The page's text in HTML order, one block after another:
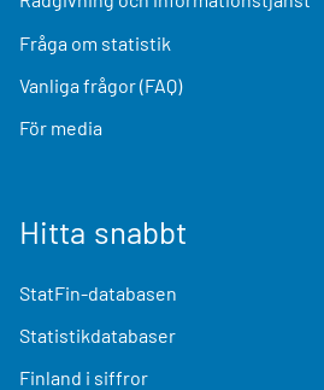
Fråga om statistik
Vanliga frågor (FAQ)
För media
Hitta snabbt
StatFin-databasen
Statistikdatabaser
Finland i siffror